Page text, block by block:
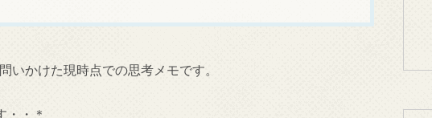
いかけた現時点での思考メモです。
・・＊